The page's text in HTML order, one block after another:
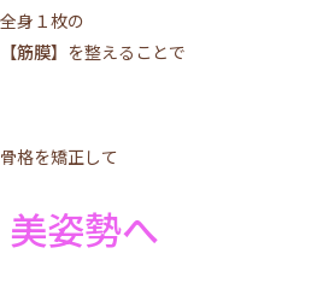
全身１枚の
【筋膜】 を整えることで
骨格を矯正して
美姿勢へ